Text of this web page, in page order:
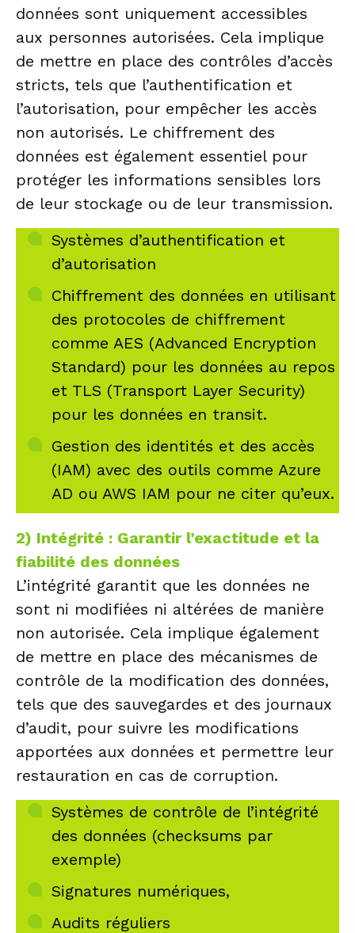
données sont uniquement accessibles
aux personnes autorisées. Cela implique
de mettre en place des contrôles d’accès
stricts, tels que l’authentification et
l’autorisation, pour empêcher les accès
non autorisés. Le chiffrement des
données est également essentiel pour
protéger les informations sensibles lors
de leur stockage ou de leur transmission.
Systèmes d’authentification et
d’autorisation
Chiffrement des données en utilisant
des protocoles de chiffrement
comme AES (Advanced Encryption
Standard) pour les données au repos
et TLS (Transport Layer Security)
pour les données en transit.
Gestion des identités et des accès
(IAM) avec des outils comme Azure
AD ou AWS IAM pour ne citer qu’eux.
2) Intégrité : Garantir l’exactitude et la
fiabilité des données
L’intégrité garantit que les données ne
sont ni modifiées ni altérées de manière
non autorisée. Cela implique également
de mettre en place des mécanismes de
contrôle de la modification des données,
tels que des sauvegardes et des journaux
d’audit, pour suivre les modifications
apportées aux données et permettre leur
restauration en cas de corruption.
Systèmes de contrôle de l’intégrité
des données (checksums par
exemple)
Signatures numériques,
Audits réguliers